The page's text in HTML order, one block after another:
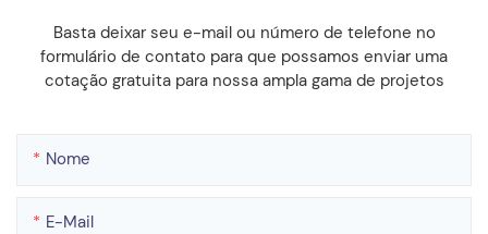
Basta deixar seu e-mail ou número de telefone no
formulário de contato para que possamos enviar uma
cotação gratuita para nossa ampla gama de projetos
Nome
E-Mail